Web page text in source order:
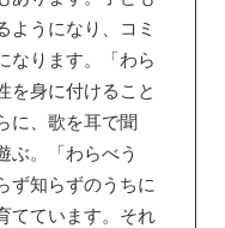
ようになり、コミ
なります。「わら
を身に付けること
に、歌を耳で聞
ぶ。「わらべう
ず知らずのうちに
てています。それ